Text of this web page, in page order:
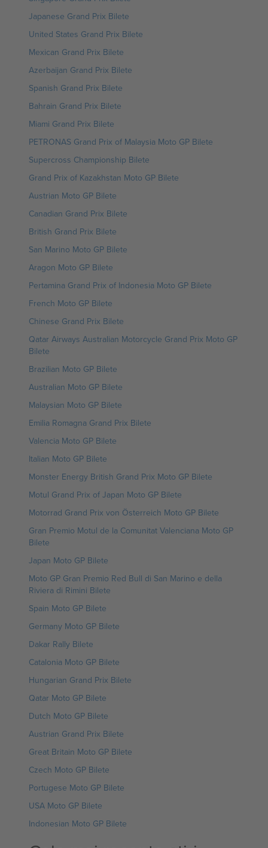
Japanese Grand Prix Bilete
United States Grand Prix Bilete
Mexican Grand Prix Bilete
Azerbaijan Grand Prix Bilete
Spanish Grand Prix Bilete
Bahrain Grand Prix Bilete
Miami Grand Prix Bilete
PETRONAS Grand Prix of Malaysia Moto GP Bilete
Supercross Championship Bilete
Grand Prix of Kazakhstan Moto GP Bilete
Austrian Moto GP Bilete
Canadian Grand Prix Bilete
British Grand Prix Bilete
San Marino Moto GP Bilete
Aragon Moto GP Bilete
Pertamina Grand Prix of Indonesia Moto GP Bilete
French Moto GP Bilete
Chinese Grand Prix Bilete
Qatar Airways Australian Motorcycle Grand Prix Moto GP
Bilete
Brazilian Moto GP Bilete
Australian Moto GP Bilete
Malaysian Moto GP Bilete
Emilia Romagna Grand Prix Bilete
Valencia Moto GP Bilete
Italian Moto GP Bilete
Monster Energy British Grand Prix Moto GP Bilete
Motul Grand Prix of Japan Moto GP Bilete
Motorrad Grand Prix von Österreich Moto GP Bilete
Gran Premio Motul de la Comunitat Valenciana Moto GP
Bilete
Japan Moto GP Bilete
Moto GP Gran Premio Red Bull di San Marino e della
Riviera di Rimini Bilete
Spain Moto GP Bilete
Germany Moto GP Bilete
Dakar Rally Bilete
Catalonia Moto GP Bilete
Hungarian Grand Prix Bilete
Qatar Moto GP Bilete
Dutch Moto GP Bilete
Austrian Grand Prix Bilete
Great Britain Moto GP Bilete
Czech Moto GP Bilete
Portugese Moto GP Bilete
USA Moto GP Bilete
Indonesian Moto GP Bilete